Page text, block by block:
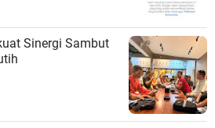
Sinergi Sambut